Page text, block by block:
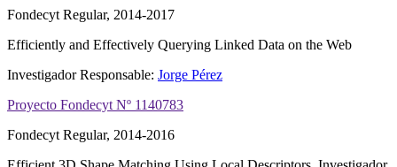
Fondecyt Regular, 2014-2017
Efficiently and Effectively Querying Linked Data on the Web
Investigador Responsable: Jorge Pérez
Proyecto Fondecyt Nº 1140783
Fondecyt Regular, 2014-2016